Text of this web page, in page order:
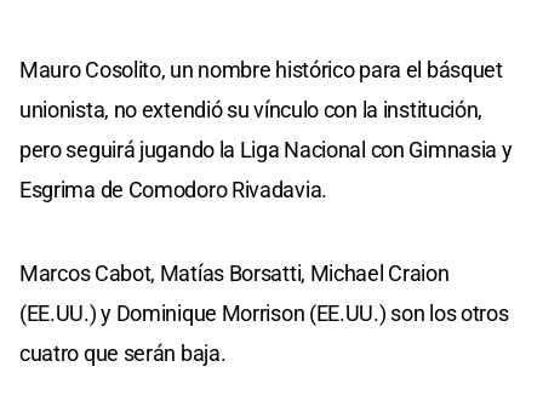
Mauro Cosolito, un nombre histórico para el básquet
unionista, no extendió su vínculo con la institución,
pero seguirá jugando la Liga Nacional con Gimnasia y
Esgrima de Comodoro Rivadavia.
Marcos Cabot, Matías Borsatti, Michael Craion
(EE.UU.) y Dominique Morrison (EE.UU.) son los otros
cuatro que serán baja.